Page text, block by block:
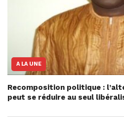
A LA UNE
Recomposition politique :
peut se réduire au seul